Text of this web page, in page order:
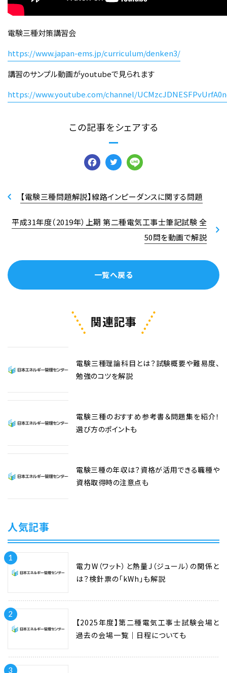
電験三種対策講習会
https://www.japan-ems.jp/curriculum/denken3/
講習のサンプル動画がyoutubeで見られます
https://www.youtube.com/channel/
この記事をシェアする
Facebook
Twitter
【電験三種問題解説】線路インピーダンスに関する問題
一覧へ戻る
平成31年度（2019年）上期 第二種電気工事士筆記試験 全
50問を動画で解説
関連記事
電験三種理論科目とは？試験概要や難易度、
勉強のコツを解説
電験三種のおすすめ参考書＆問題集を紹介！
選び方のポイントも
電験三種の年収は？資格が活用できる職種や
資格取得時の注意点も
人気記事
1
電力W（ワット）と熱量J（ジュール）の関係と
は？検針票の「kWh」も解説
2
【2025年度】第二種電気工事士試験会場と
過去の会場一覧｜日程についても
3